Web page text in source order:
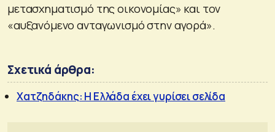
μετασχηματισμό της οικονομίας» και τον
«αυξανόμενο ανταγωνισμό στην αγορά».
Σχετικά άρθρα:
Χατζηδάκης: Η Ελλάδα έχει γυρίσει σελίδα